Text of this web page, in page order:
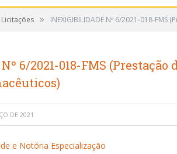
Licitações » INEXIGIBILIDADE Nº 6/2021-018-
6/2021-018-FMS (Prestação
DE 2021
e Notória Especialização